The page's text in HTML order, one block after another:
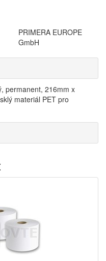
PRIMERA EUROPE
GmbH
permanent, 216mm x
materiál PET pro